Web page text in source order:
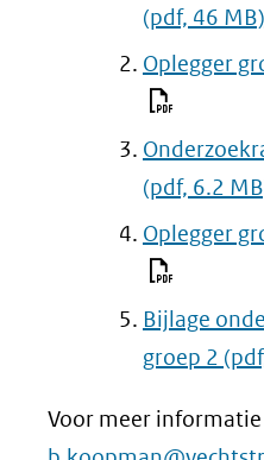
(pdf, 46 MB)
Oplegger
(pdf, 6.2
Oplegger
Bijlage
groep 2
Voor meer